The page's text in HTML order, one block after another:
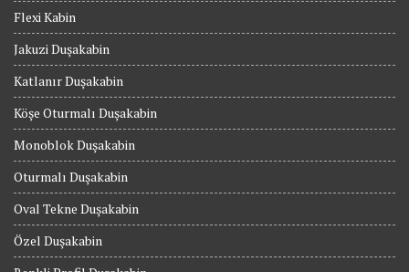
Flexi Kabin
Jakuzi Duşakabin
Katlanır Duşakabin
Köşe Oturmalı Duşakabin
Monoblok Duşakabin
Oturmalı Duşakabin
Oval Tekne Duşakabin
Özel Duşakabin